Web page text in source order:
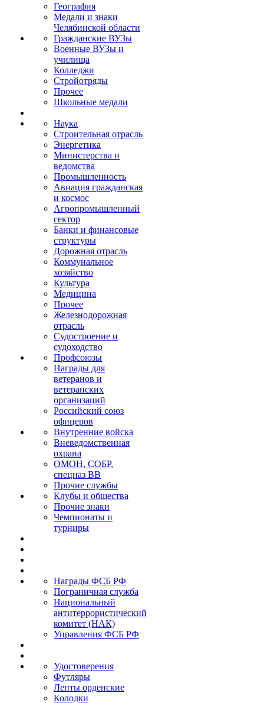
География
Медали и знаки
Челябинской области
Гражданские ВУЗы
Военные ВУЗы и
училища
Колледжи
Стройотряды
Прочее
Школьные медали
Наука
Строительная отрасль
Энергетика
Министерства и
ведомства
Промышленность
Авиация гражданская
и космос
Агропромышленный
сектор
Банки и финансовые
структуры
Дорожная отрасль
Коммунальное
хозяйство
Культура
Медицина
Прочее
Железнодорожная
отрасль
Судостроение и
судоходство
Профсоюзы
Награды для
ветеранов и
ветеранских
организаций
Российский союз
офицеров
Внутренние войска
Вневедомственная
охрана
ОМОН, СОБР,
спецназ ВВ
Прочие службы
Клубы и общества
Прочие знаки
Чемпионаты и
турниры
Награды ФСБ РФ
Пограничная служба
Национальный
антитеррористический
комитет (НАК)
Управления ФСБ РФ
Удостоверения
Футляры
Ленты орденские
Колодки